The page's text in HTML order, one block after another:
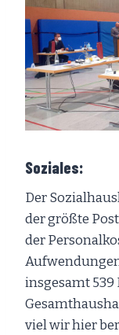
Soziales:
Der
der größte
der
insgesamt
viel wir hier